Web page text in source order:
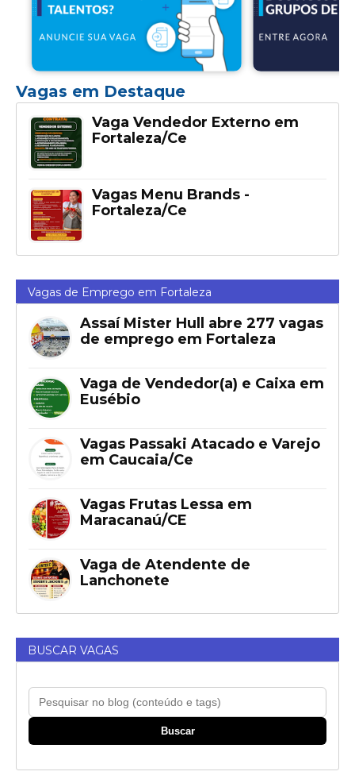
Vagas em Destaque
Vaga Vendedor Externo em
Fortaleza/Ce
Vagas Menu Brands -
Fortaleza/Ce
Vagas de Emprego em Fortaleza
Assaí Mister Hull abre 277 vagas
de emprego em Fortaleza
Vaga de Vendedor(a) e Caixa em
Eusébio
Vagas Passaki Atacado e Varejo
em Caucaia/Ce
Vagas Frutas Lessa em
Maracanaú/CE
Vaga de Atendente de
Lanchonete
BUSCAR VAGAS
Buscar